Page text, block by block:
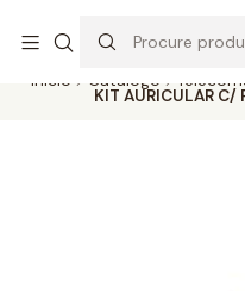
Início Catálogo
KIT AURICULAR C/